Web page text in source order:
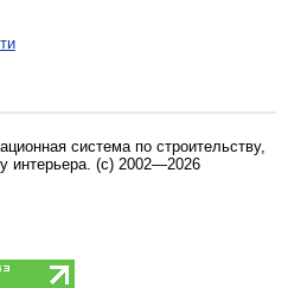
система по строительству,
интерьера. (c) 2002—2026